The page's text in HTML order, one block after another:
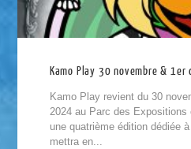
Kamo Play 30 novembre & 1er
Kamo Play revient du 30
2024 au Parc des Expositions
une quatrième édition dédiée
mettra en...